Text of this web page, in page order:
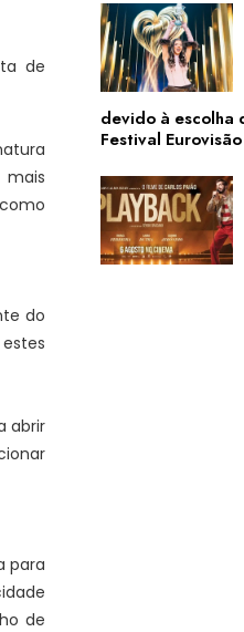
de
mais
do
abrir
para
de
devido à
Festival